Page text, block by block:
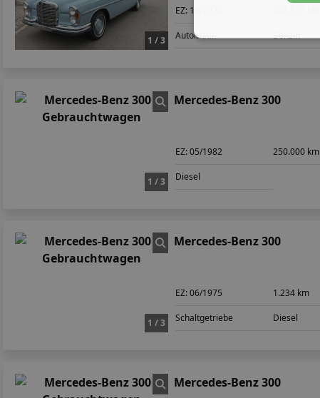
1 / 3
EZ: 10/1970
Automatik Benzin
1 / 3
Mercedes-Benz 300
EZ:05/1982 250.000 km
Diesel
1 / 3
Mercedes-Benz 300
EZ:06/1975 1.234 km
Schaltgetriebe Diesel
Mercedes-Benz 300